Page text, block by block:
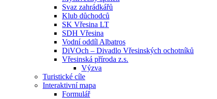
Svaz zahrádkářů
Klub důchodců
SK Vřesina LT
SDH Vřesina
Vodní oddíl Albatros
DiVOch – Divadlo Vřesinských ochotníků
Vřesinská příroda z.s.
Výzva
Turistické cíle
Interaktivní mapa
Formulář